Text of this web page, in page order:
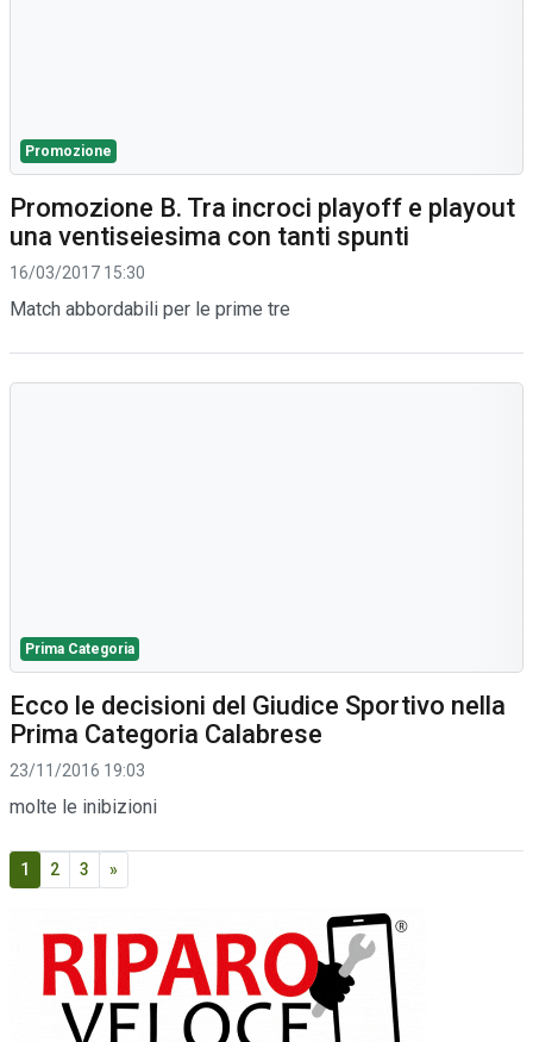
Promozione
Promozione B. Tra incroci playoff e playout
una ventiseiesima con tanti spunti
16/03/2017 15:30
Match abbordabili per le prime tre
Prima Categoria
Ecco le decisioni del Giudice Sportivo nella
Prima Categoria Calabrese
23/11/2016 19:03
molte le inibizioni
1 2 3 »